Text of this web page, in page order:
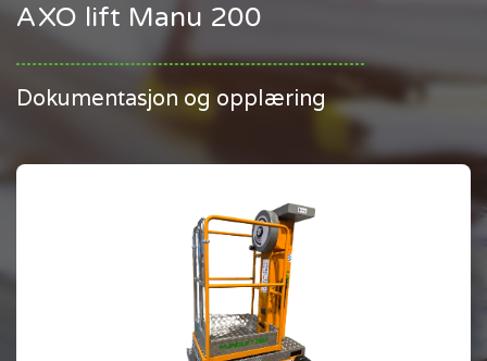
AXO lift Manu 200
Dokumentasjon og opplæring